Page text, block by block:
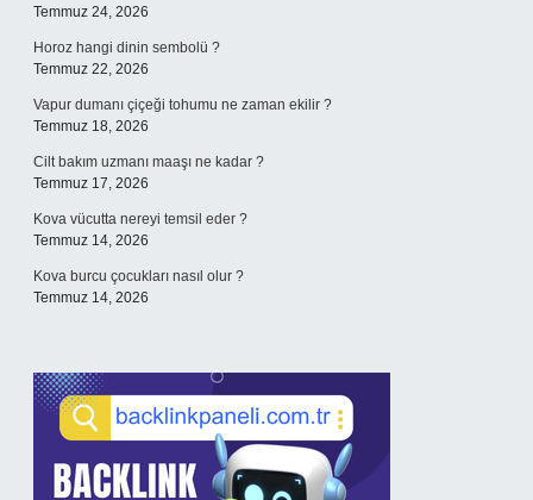
Temmuz 24, 2026
Horoz hangi dinin sembolü ?
Temmuz 22, 2026
Vapur dumanı çiçeği tohumu ne zaman ekilir ?
Temmuz 18, 2026
Cilt bakım uzmanı maaşı ne kadar ?
Temmuz 17, 2026
Kova vücutta nereyi temsil eder ?
Temmuz 14, 2026
Kova burcu çocukları nasıl olur ?
Temmuz 14, 2026